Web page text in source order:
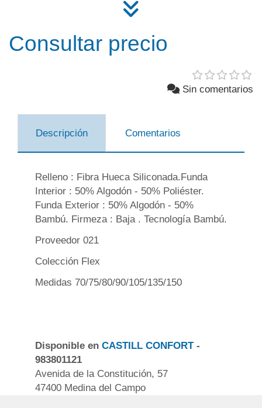
Consultar precio
Sin comentarios
Descripción Comentarios
Relleno : Fibra Hueca Siliconada.Funda
Interior : 50% Algodón - 50% Poliéster.
Funda Exterior : 50% Algodón - 50%
Bambú. Firmeza : Baja . Tecnología Bambú.
Proveedor 021
Colección Flex
Medidas 70/75/80/90/105/135/150
Disponible en CASTILL CONFORT-
983801121
Avenida de la Constitución, 57
47400 Medina del Campo